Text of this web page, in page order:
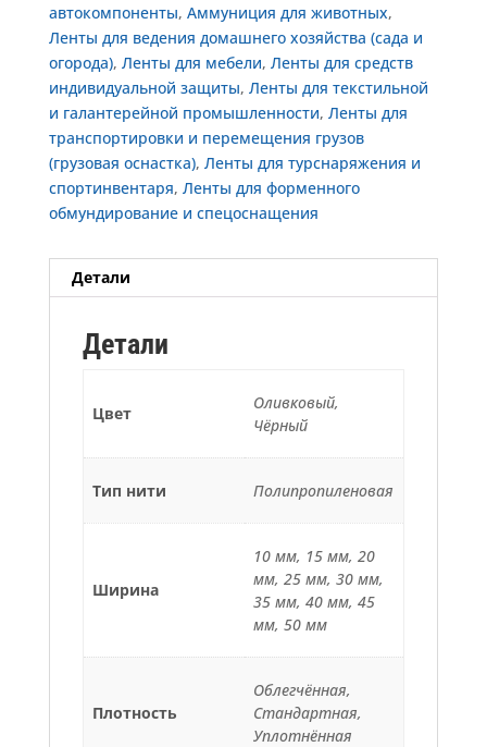
автокомпоненты, Аммуниция для животных,
Ленты для ведения домашнего хозяйства (сада и
огорода), Ленты для мебели, Ленты для средств
индивидуальной защиты, Ленты для текстильной
и галантерейной промышленности, Ленты для
транспортировки и перемещения грузов
(грузовая оснастка), Ленты для турснаряжения и
спортинвентаря, Ленты для форменного
обмундирование и спецоснащения
Детали
Детали
Цвет
Оливковый,
Чёрный
Тип нити Полипропиленовая
Ширина
10 мм, 15 мм, 20
мм, 25 мм, 30 мм,
35 мм, 40 мм, 45
мм, 50 мм
Плотность
Облегчённая,
Стандартная,
Уплотнённая